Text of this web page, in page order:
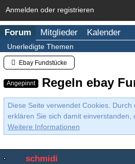
Anmelden oder registrieren
Forum Mitglieder Kalender
Unerledigte Themen
Ebay Fundstücke
Angepinnt Regeln ebay
Diese Seite verwendet Cookies.
erklären Sie sich damit einverstanden,
Weitere Informationen
schmidi